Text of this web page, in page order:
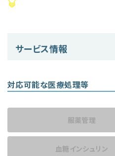
サービス情報
対応可能な医療処理等
服薬管理
血糖インシュリン